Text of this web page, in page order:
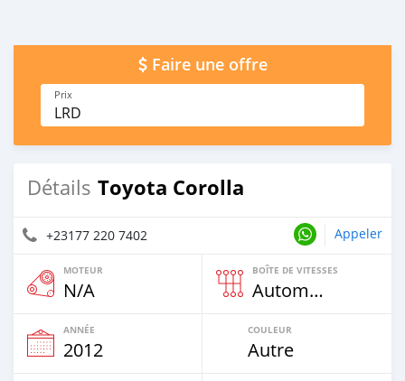
Faire une offre
Prix
LRD
Détails Toyota Corolla
+23177 220 7402 Appeler
MOTEUR
N/A
BOÎTE DE VITESSES
Automatique
ANNÉE
2012
COULEUR
Autre